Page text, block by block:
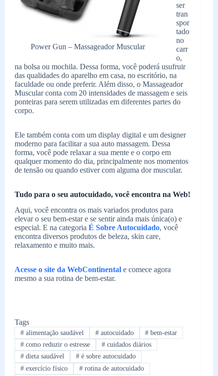
Power Gun – Massageador Muscular
ser
tran
spor
tado
no
carr
o,
na bolsa ou mochila. Dessa forma, você poderá usufruir
das qualidades do aparelho em casa, no escritório, na
faculdade ou onde preferir. Além disso, o Massageador
Muscular conta com 20 intensidades de massagem e seis
ponteiras para serem utilizadas em diferentes partes do
corpo.
Ele também conta com um display digital e um designer
moderno para facilitar a sua auto massagem. Dessa
forma, você pode relaxar a sua mente e o corpo em
qualquer momento do dia, principalmente nos momentos
de tensão ou quando estiver com alguma dor muscular.
Tudo para o seu autocuidado, você encontra na Web!
Aqui, você encontra os mais variados produtos para
elevar o seu bem-estar e se sentir ainda mais única(o) e
especial. E na categoria É Sobre Autocuidado, você
encontra diversos produtos de beleza, skin care,
relaxamento e muito mais.
Acesse o site da WebContinental e comece agora
mesmo a sua rotina de bem-estar.
Tags
#alimentação saudável #autocuidado # bem-estar
#como reduzir o estresse #cuidados diários
#dieta saudável #é sobre autocuidado
#exercício físico #rotina de autocuidado